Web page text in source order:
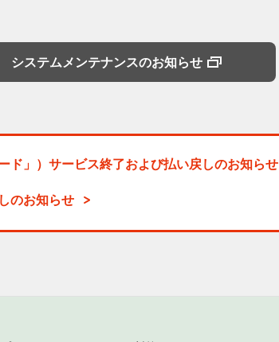
システムメンテナンスのお知らせ
ド」）サービス終了および払い戻しのお知らせ
のお知らせ